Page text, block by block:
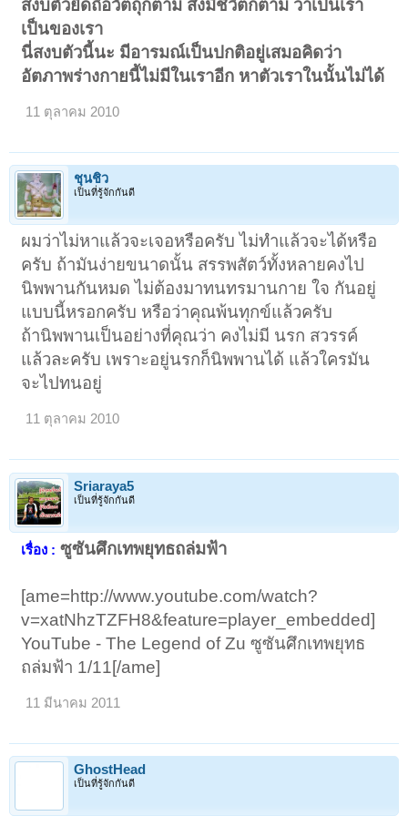
สงบตัวยึดถือวัตถุก็ตาม สิ่งมีชีวิตก็ตาม ว่าเป็นเรา
เป็นของเรา
นี่สงบตัวนี้นะ มีอารมณ์เป็นปกติอยู่เสมอคิดว่า
อัตภาพร่างกายนี้ไม่มีในเราอีก หาตัวเราในนั้นไม่ได้
11 ตุลาคม 2010
ชุนชิว
เป็นที่รู้จักกันดี
ผมว่าไม่หาแล้วจะเจอหรือครับ ไม่ทำแล้วจะได้หรือ
ครับ ถ้ามันง่ายขนาดนั้น สรรพสัตว์ทั้งหลายคงไป
นิพพานกันหมด ไม่ต้องมาทนทรมานกาย ใจ กันอยู่
แบบนี้หรอกครับ หรือว่าคุณพ้นทุกข์แล้วครับ
ถ้านิพพานเป็นอย่างที่คุณว่า คงไม่มี นรก สวรรค์
แล้วละครับ เพราะอยู่นรกก็นิพพานได้ แล้วใครมัน
จะไปทนอยู่ ​
11 ตุลาคม 2010
Sriaraya5
เป็นที่รู้จักกันดี
เรื่อง : ซูซันศึกเทพยุทธถล่มฟ้า
[ame=http://www.youtube.com/watch?
v=xatNhzTZFH8&feature=player_embedded]
YouTube - The Legend of Zu ซูซันศึกเทพยุทธ
ถล่มฟ้า 1/11[/ame]
11 มีนาคม 2011
GhostHead
เป็นที่รู้จักกันดี